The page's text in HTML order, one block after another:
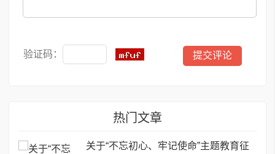
验证码：
热门文章
关于“不忘初心、牢记使命”主题教育征